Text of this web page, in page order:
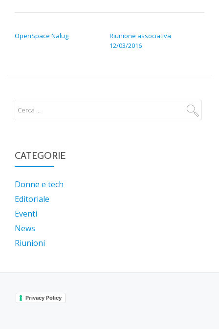
OpenSpace Nalug
Riunione associativa
12/03/2016
CATEGORIE
Donne e tech
Editoriale
Eventi
News
Riunioni
Privacy Policy